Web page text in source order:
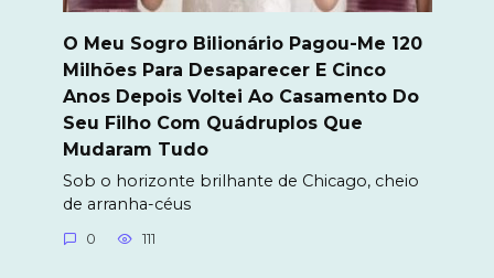
O Meu Sogro Bilionário Pagou-Me 120
Milhões Para Desaparecer E Cinco
Anos Depois Voltei Ao Casamento Do
Seu Filho Com Quádruplos Que
Mudaram Tudo
Sob o horizonte brilhante de Chicago, cheio
de arranha-céus
0 111